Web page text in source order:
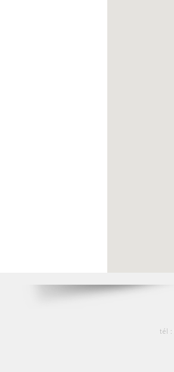
tél :